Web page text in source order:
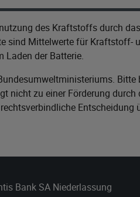
des Kraftstoffs durch
sind Mittelwerte für Kraftstoff-
der Batterie.
. Bitte
nicht zu einer Förderung durch
Entscheidung
Bank SA Niederlassung